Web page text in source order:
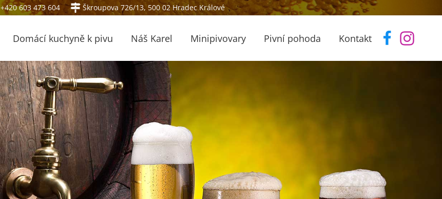
+420 603 473 604 Škroupova 726/13, 500 02 Hradec Králové
Domácí kuchyně k pivu Náš Karel Minipivovary Pivní pohoda Kontakt